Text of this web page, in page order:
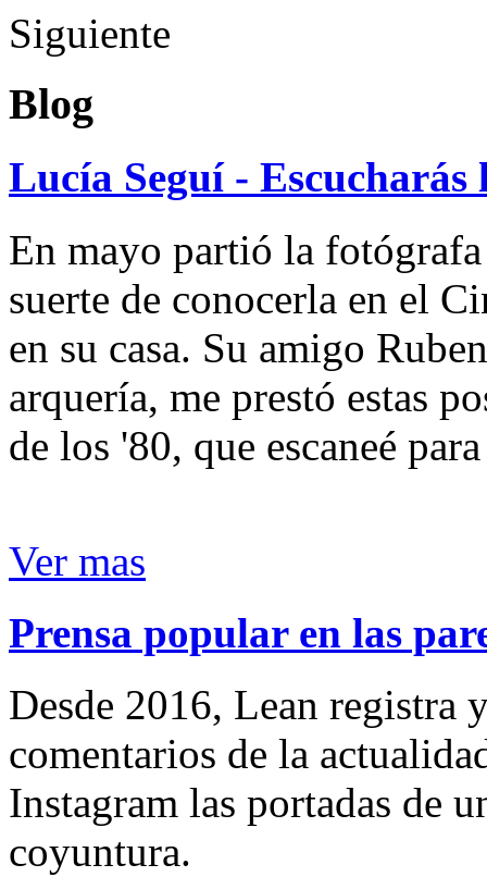
Siguiente
Blog
Lucía Seguí - Escucharás
En mayo partió la
suerte de conocerla en el
en su casa. Su amigo
arquería, me prestó estas
de los '80, que escaneé
Ver mas
Prensa popular en las
Desde 2016, Lean registra
comentarios de la
Instagram las portadas de
coyuntura.